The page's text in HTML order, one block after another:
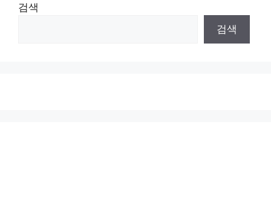
검색
검색